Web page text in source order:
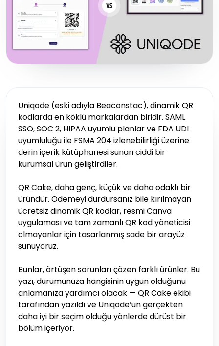
Uniqode (eski adıyla Beaconstac), dinamik QR
kodlarda en köklü markalardan biridir. SAML
SSO, SOC 2, HIPAA uyumlu planlar ve FDA UDI
uyumluluğu ile FSMA 204 izlenebilirliği üzerine
derin içerik kütüphanesi sunan ciddi bir
kurumsal ürün geliştirdiler.
QR Cake, daha genç, küçük ve daha odaklı bir
üründür. Ödemeyi durdursanız bile kırılmayan
ücretsiz dinamik QR kodlar, resmi Canva
uygulaması ve tam zamanlı QR kod yöneticisi
olmayanlar için tasarlanmış sade bir arayüz
sunuyoruz.
Bunlar, örtüşen sorunları çözen farklı ürünler. Bu
yazı, durumunuza hangisinin uygun olduğunu
anlamanıza yardımcı olacak — QR Cake ekibi
tarafından yazıldı ve Uniqode’un gerçekten
daha iyi bir seçim olduğu yönlerde dürüst bir
bölüm içeriyor.